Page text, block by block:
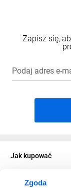
Zgoda
Zapisz się,
Podaj adres e-
Jak kupować
O firmie